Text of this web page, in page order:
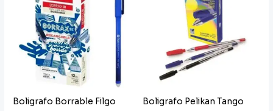
Boligrafo Borrable Filgo
Boligrafo Pelikan Tango